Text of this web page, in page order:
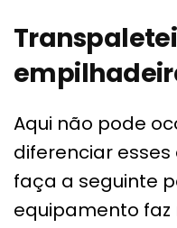
Aqui não pode
diferenciar
faça a seguinte
equipamento